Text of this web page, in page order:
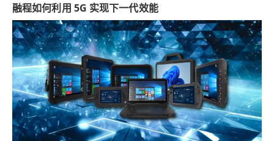
融程如何利用 5G 实现下一代效能